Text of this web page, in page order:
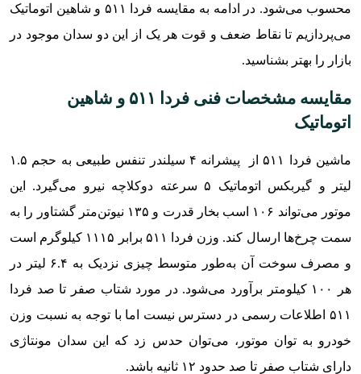
محسوب می‌شود. در ادامه به مقایسه فردا ۵۱۱ و شاهین اتوماتیک
می‌پردازیم تا نقاط ضعف و قوت هر یک از این دو سدان موجود در
بازار را بهتر بشناسید.
مقایسه مشخصات فنی فردا ۵۱۱ و شاهین
اتوماتیک
ماشین فردا ۵۱۱ از پیشرانه ۴ سیلندر تنفس طبیعی به حجم ۱.۵
لیتر و گیربکس اتوماتیک ۵ سرعته دوکلاچه نیرو می‌گیرد. این
موتور می‌تواند ۱۰۶ اسب بخار قدرت و ۱۳۵ نیوتن‌متر گشتاور را به
سمت چرخ‌ها ارسال کند. وزن فردا ۵۱۱ برابر ۱۱۱۵ کیلوگرم است
و مصرف سوخت آن به‌طور متوسط چیزی نزدیک به ۶.۴ لیتر در
هر ۱۰۰ کیلومتر برآورد می‌شود. در مورد شتاب صفر تا صد فردا
۵۱۱ اطلاعات رسمی در دسترس نیست اما با توجه به نسبت وزن
خودرو به توان موتور، می‌توان حدس زد که این سدان مونتاژی
دارای شتاب صفر تا صد حدود ۱۲ ثانیه باشد.